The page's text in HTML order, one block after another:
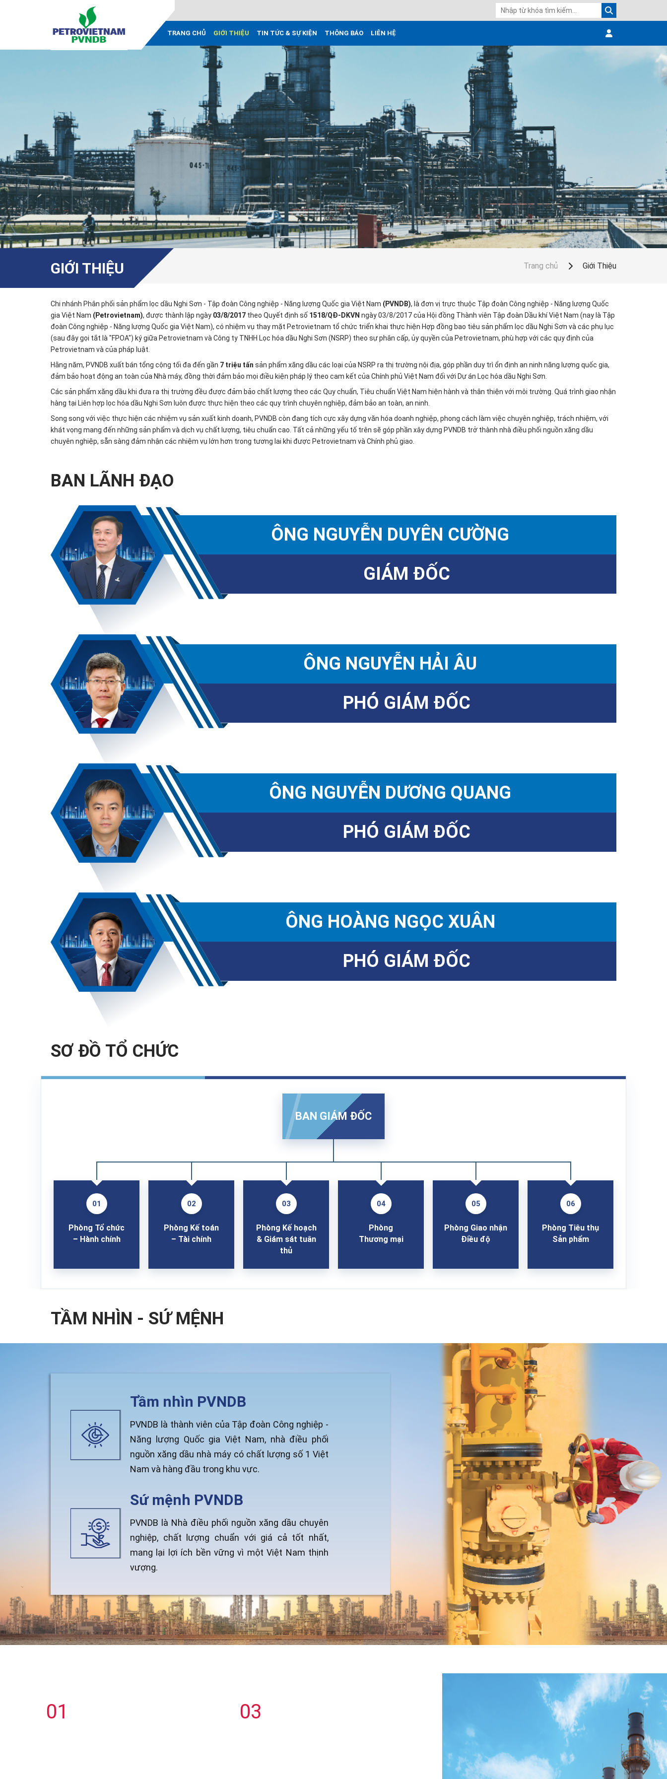
TRANG CHỦ GIỚI THIỆU TIN TỨC & SỰ KIỆN THÔNG BÁO LIÊN HỆ
GIỚI THIỆU Trang chủ Giới Thiệu
Chi nhánh Phân phối sản phẩm lọc dầu Nghi Sơn - Tập đoàn Công nghiệp - Năng lượng Quốc gia Việt Nam (PVNDB), là đơn vị trực thuộc Tập đoàn Công nghiệp - Năng lượng Quốc
gia Việt Nam (Petrovietnam), được thành lập ngày 03/8/2017 theo Quyết định số 1518/QĐ-DKVN ngày 03/8/2017 của Hội đồng Thành viên Tập đoàn Dầu khí Việt Nam (nay là Tập
đoàn Công nghiệp - Năng lượng Quốc gia Việt Nam), có nhiệm vụ thay mặt Petrovietnam tổ chức triển khai thực hiện Hợp đồng bao tiêu sản phẩm lọc dầu Nghi Sơn và các phụ lục
(sau đây gọi tắt là "FPOA") ký giữa Petrovietnam và Công ty TNHH Lọc hóa dầu Nghi Sơn (NSRP) theo sự phân cấp, ủy quyền của Petrovietnam, phù hợp với các quy định của
Petrovietnam và của pháp luật.
Hằng năm, PVNDB xuất bán tổng cộng tối đa đến gần 7 triệu tấn sản phẩm xăng dầu các loại của NSRP ra thị trường nội địa, góp phần duy trì ổn định an ninh năng lượng quốc gia,
đảm bảo hoạt động an toàn của Nhà máy, đồng thời đảm bảo mọi điều kiện pháp lý theo cam kết của Chính phủ Việt Nam đối với Dự án Lọc hóa dầu Nghi Sơn.
Các sản phẩm xăng dầu khi đưa ra thị trường đều được đảm bảo chất lượng theo các Quy chuẩn, Tiêu chuẩn Việt Nam hiện hành và thân thiện với môi trường. Quá trình giao nhận
hàng tại Liên hợp lọc hóa dầu Nghi Sơn luôn được thực hiện theo các quy trình chuyên nghiệp, đảm bảo an toàn, an ninh.
Song song với việc thực hiện các nhiệm vụ sản xuất kinh doanh, PVNDB còn đang tích cực xây dựng văn hóa doanh nghiệp, phong cách làm việc chuyên nghiệp, trách nhiệm, với
khát vọng mang đến những sản phẩm và dịch vụ chất lượng, tiêu chuẩn cao. Tất cả những yếu tố trên sẽ góp phần xây dựng PVNDB trở thành nhà điều phối nguồn xăng dầu
chuyên nghiệp, sẵn sàng đảm nhận các nhiệm vụ lớn hơn trong tương lai khi được Petrovietnam và Chính phủ giao.
BAN LÃNH ĐẠO
ÔNG NGUYỄN DUYÊN CƯỜNG
GIÁM ĐỐC
ÔNG NGUYỄN HẢI ÂU
PHÓ GIÁM ĐỐC
ÔNG NGUYỄN DƯƠNG QUANG
PHÓ GIÁM ĐỐC
ÔNG HOÀNG NGỌC XUÂN
PHÓ GIÁM ĐỐC
SƠ ĐỒ TỔ CHỨC
BAN GIÁM ĐỐC
01
Phòng Tổ chức
– Hành chính
02
Phòng Kế toán
– Tài chính
03
Phòng Kế hoạch
& Giám sát tuân
thủ
04
Phòng
Thương mại
05
Phòng Giao nhận
Điều độ
06
Phòng Tiêu thụ
Sản phẩm
TẦM NHÌN - SỨ MỆNH
Tầm nhìn PVNDB
PVNDB là thành viên của Tập đoàn Công nghiệp -
Năng lượng Quốc gia Việt Nam, nhà điều phối
nguồn xăng dầu nhà máy có chất lượng số 1 Việt
Nam và hàng đầu trong khu vực.
Sứ mệnh PVNDB
PVNDB là Nhà điều phối nguồn xăng dầu chuyên
nghiệp, chất lượng chuẩn với giá cả tốt nhất,
mang lại lợi ích bền vững vì một Việt Nam thịnh
vượng.
01 03